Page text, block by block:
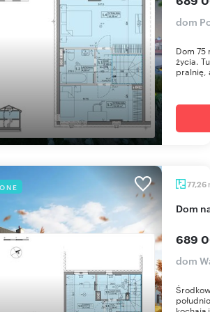
dom
Dom 75
życia.
pralnię,
77,26
dom
689
dom